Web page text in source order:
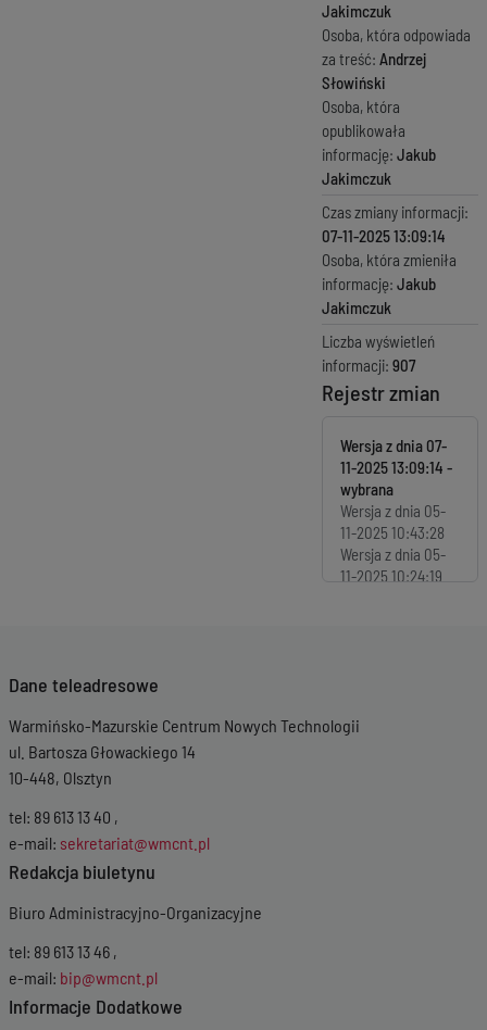
Jakimczuk
Osoba, która odpowiada
za treść: Andrzej
Słowiński
Osoba, która
opublikowała
informację: Jakub
Jakimczuk
Czas zmiany informacji:
07-11-2025 13:09:14
Osoba, która zmieniła
informację: Jakub
Jakimczuk
Liczba wyświetleń
informacji: 907
Rejestr zmian
Wersja z dnia 07-
11-2025 13:09:14
Wersja z dnia 05-
11-2025 10:43:28
Wersja z dnia 05-
11-2025 10:24:19
Dane teleadresowe
Warmińsko-Mazurskie Centrum Nowych Technologii
ul. Bartosza Głowackiego 14
10-448, Olsztyn
tel: 89 613 13 40 ,
e-mail: sekretariat@wmcnt.pl
Redakcja biuletynu
Biuro Administracyjno-Organizacyjne
tel: 89 613 13 46 ,
e-mail: bip@wmcnt.pl
Informacje Dodatkowe